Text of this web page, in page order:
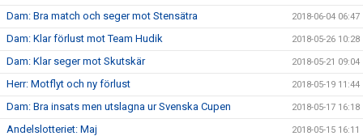
Dam: Bra match och seger mot Stensätra 2018-06-04 06:47
Dam: Klar förlust mot Team Hudik 2018-05-26 10:28
Dam: Klar seger mot Skutskär 2018-05-21 09:04
Herr: Motflyt och ny förlust 2018-05-19 11:44
Dam: Bra insats men utslagna ur Svenska Cupen 2018-05-17 16:18
Andelslotteriet: Maj 2018-05-15 16:11